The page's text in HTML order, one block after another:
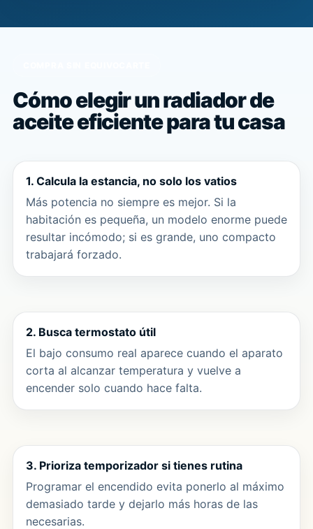
Cómo elegir un radiador de
aceite eficiente para tu casa
1. Calcula la estancia, no solo los vatios
Más potencia no siempre es mejor. Si la
habitación es pequeña, un modelo enorme puede
resultar incómodo; si es grande, uno compacto
trabajará forzado.
2. Busca termostato útil
El bajo consumo real aparece cuando el aparato
corta al alcanzar temperatura y vuelve a
encender solo cuando hace falta.
3. Prioriza temporizador si tienes rutina
Programar el encendido evita ponerlo al máximo
demasiado tarde y dejarlo más horas de las
necesarias.